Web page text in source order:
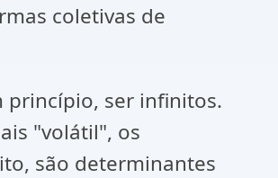
coletivas de
princípio, ser infinitos.
"volátil", os
são determinantes